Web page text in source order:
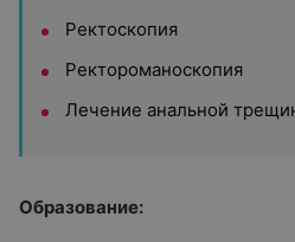
Ректоскопия
Ректороманоскопия
Лечение анальной
Образование: